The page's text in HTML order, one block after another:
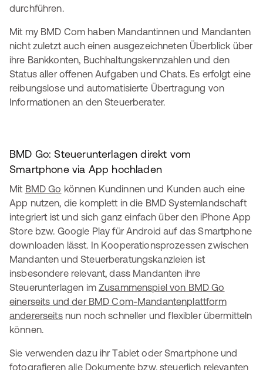
durchführen.
Mit my BMD Com haben Mandantinnen und Mandanten
nicht zuletzt auch einen ausgezeichneten Überblick über
ihre Bankkonten, Buchhaltungskennzahlen und den
Status aller offenen Aufgaben und Chats. Es erfolgt eine
reibungslose und automatisierte Übertragung von
Informationen an den Steuerberater.
BMD Go: Steuerunterlagen direkt vom
Smartphone via App hochladen
Mit BMD Go können Kundinnen und Kunden auch eine
App nutzen, die komplett in die BMD Systemlandschaft
integriert ist und sich ganz einfach über den iPhone App
Store bzw. Google Play für Android auf das Smartphone
downloaden lässt. In Kooperationsprozessen zwischen
Mandanten und Steuerberatungskanzleien ist
insbesondere relevant, dass Mandanten ihre
Steuerunterlagen im Zusammenspiel von BMD Go
einerseits und der BMD Com-Mandantenplattform
andererseitsnun noch schneller und flexibler übermitteln
können.
Sie verwenden dazu ihr Tablet oder Smartphone und
fotografieren alle Dokumente bzw. steuerlich relevanten